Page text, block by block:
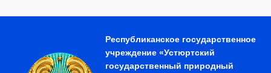
Республиканское государственное
учреждение «Устюртский
государственный природный